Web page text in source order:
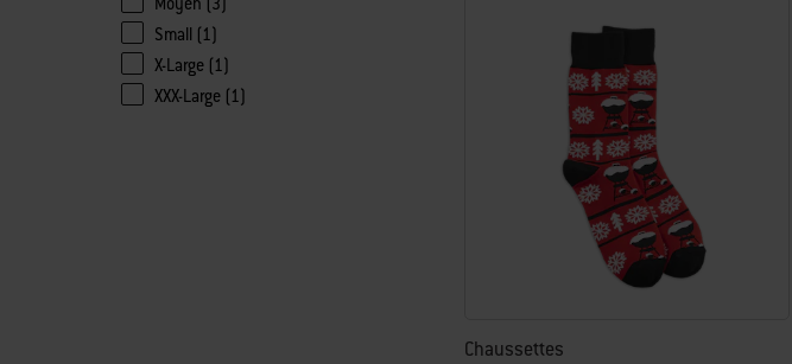
Affiner par Taille:Moyen
Small (1)
Affiner par Taille:Small
X-Large (1)
Affiner par Taille:X-Large
XXX-Large (1)
Chaussettes